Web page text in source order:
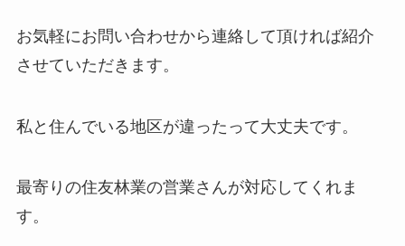
お気軽にお問い合わせから連絡して頂ければ紹介
させていただきます。
私と住んでいる地区が違ったって大丈夫です。
最寄りの住友林業の営業さんが対応してくれま
す。